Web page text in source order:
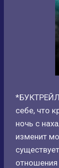
себе, что
ночь с
изменит
отношения